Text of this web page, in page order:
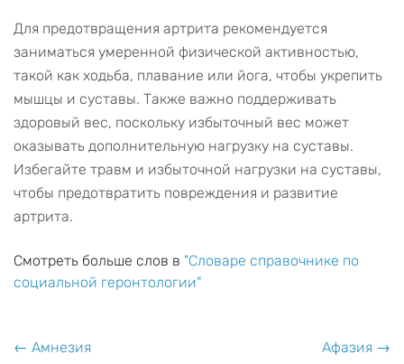
Для предотвращения артрита рекомендуется
заниматься умеренной физической активностью,
такой как ходьба, плавание или йога, чтобы укрепить
мышцы и суставы. Также важно поддерживать
здоровый вес, поскольку избыточный вес может
оказывать дополнительную нагрузку на суставы.
Избегайте травм и избыточной нагрузки на суставы,
чтобы предотвратить повреждения и развитие
артрита.
Смотреть больше слов в "Словаре справочнике по
социальной геронтологии"
← Амнезия Афазия →